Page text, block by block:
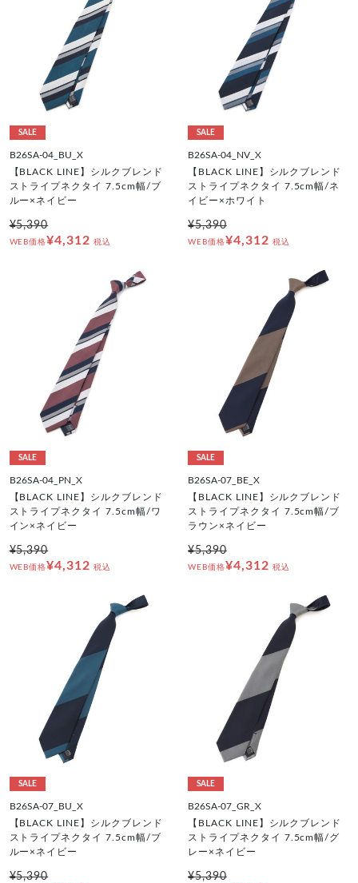
SALE
B26SA-04_BU_X
【BLACK LINE】シルクブレンド
ストライプネクタイ 7.5cm幅/ブ
ルー×ネイビー
¥5,390
WEB価格¥4,312 税込
SALE
B26SA-04_NV_X
【BLACK LINE】シルクブレンド
ストライプネクタイ 7.5cm幅/ネ
イビー×ホワイト
¥5,390
WEB価格¥4,312 税込
SALE
B26SA-04_PN_X
【BLACK LINE】シルクブレンド
ストライプネクタイ 7.5cm幅/ワ
イン×ネイビー
¥5,390
WEB価格¥4,312 税込
SALE
B26SA-07_BE_X
【BLACK LINE】シルクブレンド
ストライプネクタイ 7.5cm幅/ブ
ラウン×ネイビー
¥5,390
WEB価格¥4,312 税込
SALE
B26SA-07_BU_X
【BLACK LINE】シルクブレンド
ストライプネクタイ 7.5cm幅/ブ
ルー×ネイビー
¥5,390
SALE
B26SA-07_GR_X
【BLACK LINE】シルクブレンド
ストライプネクタイ 7.5cm幅/グ
レー×ネイビー
¥5,390